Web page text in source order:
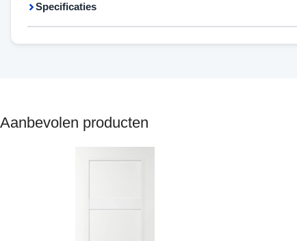
Specificaties
Aanbevolen producten